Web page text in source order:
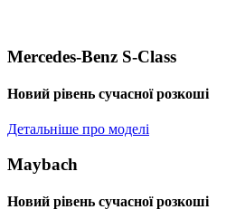
Mercedes-Benz S-Class
Новий рівень сучасної розкоші
Детальніше про моделі
Maybach
Новий рівень сучасної розкоші